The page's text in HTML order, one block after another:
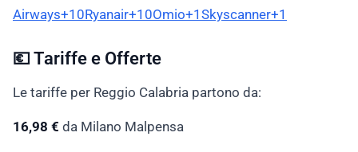
Airways+10Ryanair+10Omio+1Skyscanner+1
💶 Tariffe e Offerte
Le tariffe per Reggio Calabria partono da:
16,98 € da Milano Malpensa